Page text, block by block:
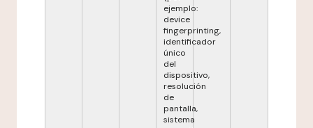
ejemplo:
device
fingerprinting,
identificador
único
del
dispositivo,
resolución
de
pantalla,
sistema